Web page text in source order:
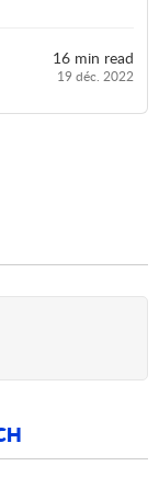
16 min read
19 déc. 2022